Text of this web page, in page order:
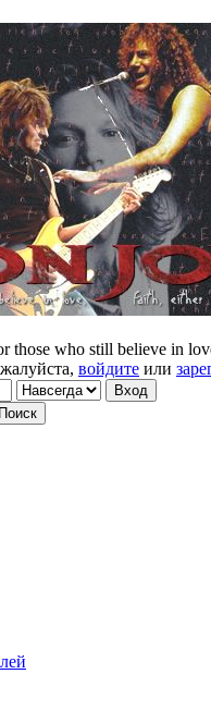
those who still believe in
войдите или